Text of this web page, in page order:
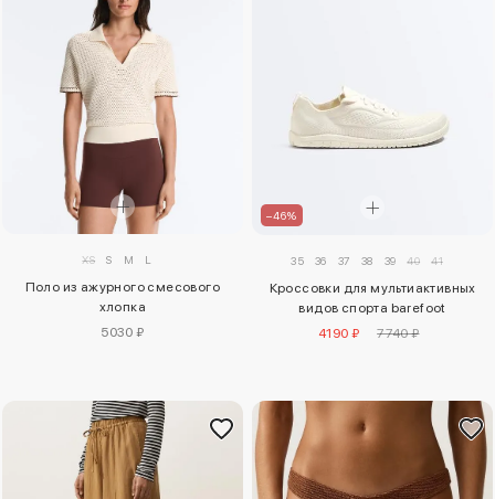
XS S M L
Поло из ажурного смесового
хлопка
5030 ₽
–46%
35 36 37 38 39 40 41
Кроссовки для мультиактивных
видов спорта barefoot
4190 ₽
7740 ₽